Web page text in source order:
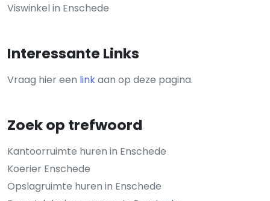
Viswinkel in Enschede
Interessante Links
Vraag hier een linkaan op deze pagina.
Zoek op trefwoord
Kantoorruimte huren in Enschede
Koerier Enschede
Opslagruimte huren in Enschede